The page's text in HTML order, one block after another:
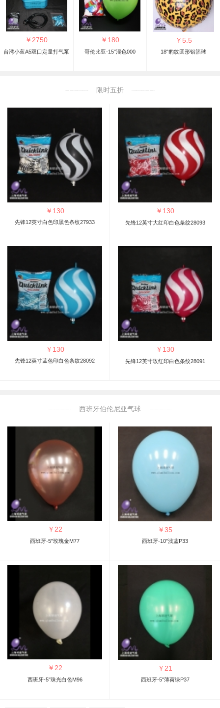
￥2750
台湾小蓝A5双口定量打气泵
￥ 180
哥伦比亚-15"混色000
￥ 5.5
18“豹纹圆形铝箔球
限时五折
￥ 130
先锋12英寸白色印黑色条纹27933
￥ 130
先锋12英寸大红印白色条纹28093
￥ 130
先锋12英寸蓝色印白色条纹28092
￥ 130
先锋12英寸玫红印白色条纹28091
西班牙伯伦尼亚气球
￥22
西班牙-5"玫瑰金M77
￥35
西班牙-10"浅蓝P33
￥22
西班牙-5"珠光白色M96
￥ 21
西班牙-5"薄荷绿P37